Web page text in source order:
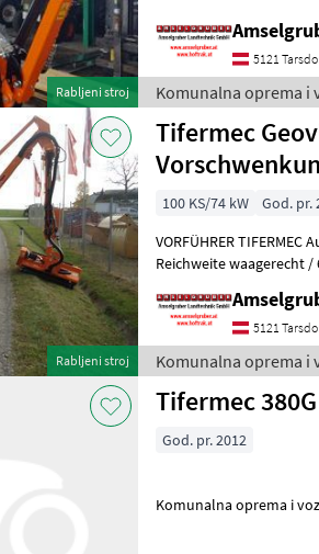
Rabljeni stroj
5121
Komunalna oprema i
Rabljeni stroj
Tifermec Geovision 650P mit 2,5 M
100 KS/74 kW God. pr.
VORFÜHRER TIFERMEC
Reichweite waagerecht
5121
Komunalna oprema i
Tifermec 380G
God. pr. 2012
Komunalna oprema i